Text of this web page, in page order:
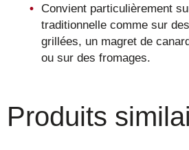
Convient particulièrement
traditionnelle comme sur
grillées, un magret de
ou sur des fromages.
Produits